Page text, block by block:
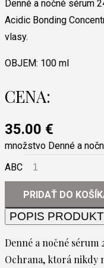
Denné a nočné sérum
Acidic Bonding
vlasy.
OBJEM: 100 ml
CENA:
35.00 €
množstvo Denné a
ABC
PRIDAŤ DO
POPIS
Denné a nočné sérum
Ochrana, ktorá nikdy